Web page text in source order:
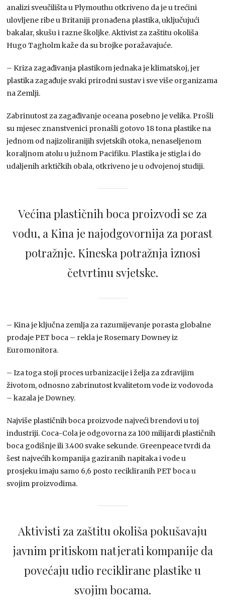
analizi sveučilišta u Plymouthu otkriveno da je u trećini
ulovljene ribe u Britaniji pronađena plastika, uključujući
bakalar, skušu i razne školjke. Aktivist za zaštitu okoliša
Hugo Tagholm kaže da su brojke poražavajuće.
– Kriza zagađivanja plastikom jednaka je klimatskoj, jer
plastika zagađuje svaki prirodni sustav i sve više organizama
na Zemlji.
Zabrinutost za zagađivanje oceana posebno je velika. Prošli
su mjesec znanstvenici pronašli gotovo 18 tona plastike na
jednom od najizoliranijih svjetskih otoka, nenaseljenom
koraljnom atolu u južnom Pacifiku. Plastika je stigla i do
udaljenih arktičkih obala, otkriveno je u odvojenoj studiji.
Većina plastičnih boca proizvodi se za
vodu, a Kina je najodgovornija za porast
potražnje. Kineska potražnja iznosi
četvrtinu svjetske.
– Kina je ključna zemlja za razumijevanje porasta globalne
prodaje PET boca – rekla je Rosemary Downey iz
Euromonitora.
– Iza toga stoji proces urbanizacije i želja za zdravijim
životom, odnosno zabrinutost kvalitetom vode iz vodovoda
– kazala je Downey.
Najviše plastičnih boca proizvode najveći brendovi u toj
industriji. Coca-Cola je odgovorna za 100 milijardi plastičnih
boca godišnje ili 3.400 svake sekunde. Greenpeace tvrdi da
šest najvećih kompanija gaziranih napitaka i vode u
prosjeku imaju samo 6,6 posto recikliranih PET boca u
svojim proizvodima.
Aktivisti za zaštitu okoliša pokušavaju
javnim pritiskom natjerati kompanije da
povećaju udio reciklirane plastike u
svojim bocama.